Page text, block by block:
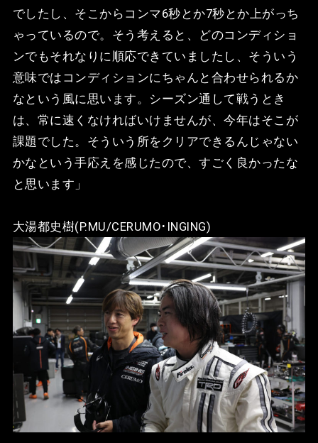
でしたし、そこからコンマ6秒とか7秒とか上がっち
ゃっているので。そう考えると、どのコンディショ
ンでもそれなりに順応できていましたし、そういう
意味ではコンディションにちゃんと合わせられるか
なという風に思います。シーズン通して戦うとき
は、常に速くなければいけませんが、今年はそこが
課題でした。そういう所をクリアできるんじゃない
かなという手応えを感じたので、すごく良かったな
と思います」
大湯都史樹(P.MU/CERUMO･INGING)